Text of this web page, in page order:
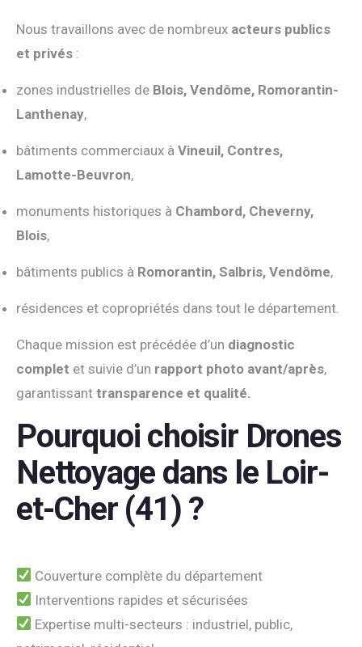
Nous travaillons avec de nombreux acteurs publics
et privés :
zones industrielles de Blois, Vendôme, Romorantin-
Lanthenay,
bâtiments commerciaux à Vineuil, Contres,
Lamotte-Beuvron,
monuments historiques à Chambord, Cheverny,
Blois,
bâtiments publics à Romorantin, Salbris, Vendôme,
résidences et copropriétés dans tout le département.
Chaque mission est précédée d’un diagnostic
complet et suivie d’un rapport photo avant/après,
garantissant transparence et qualité.
Pourquoi choisir Drones
Nettoyage dans le Loir-
et-Cher (41) ?
Couverture complète du département
Interventions rapides et sécurisées
Expertise multi-secteurs : industriel, public,